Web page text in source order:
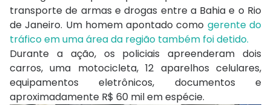
transporte de armas e drogas entre a Bahia e o Rio
de Janeiro. Um homem apontado como gerente do
tráfico em uma área da região também foi detido.
Durante a ação, os policiais apreenderam dois
carros, uma motocicleta, 12 aparelhos celulares,
equipamentos eletrônicos, documentos e
aproximadamente R$ 60 mil em espécie.